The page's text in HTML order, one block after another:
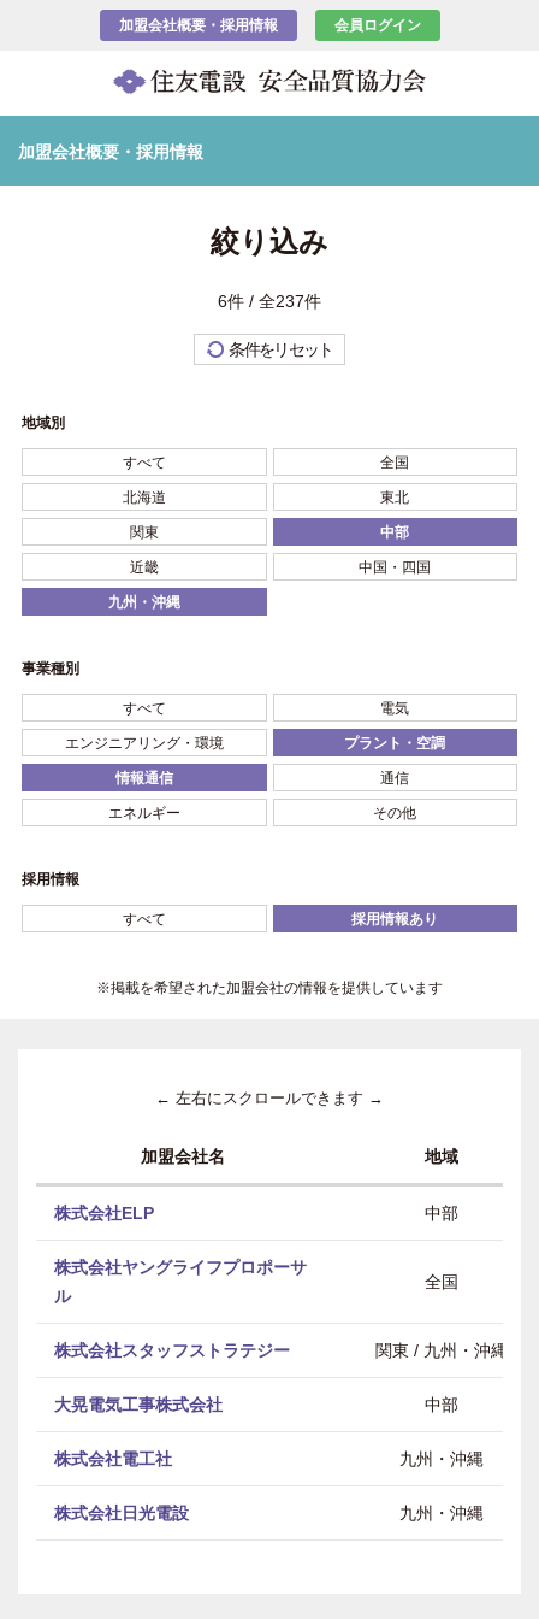
加盟会社概要・採用情報 会員ログイン
加盟会社概要・採用情報
絞り込み
6件 / 全237件
条件をリセット
地域別
すべて 全国
北海道 東北
関東 中部
近畿 中国・四国
九州・沖縄
事業種別
すべて 電気
エンジニアリング・環境 プラント・空調
情報通信 通信
エネルギー その他
採用情報
すべて 採用情報あり
※掲載を希望された加盟会社の情報を提供しています
← 左右にスクロールできます →
加盟会社名 地域
株式会社ELP 中部
株式会社ヤングライフプロポーサ
ル
全国
株式会社スタッフストラテジー 関東 / 九州・沖縄
大晃電気工事株式会社 中部
株式会社電工社 九州・沖縄
株式会社日光電設 九州・沖縄